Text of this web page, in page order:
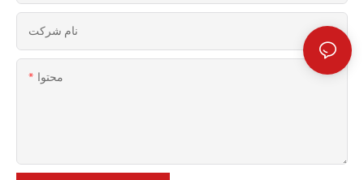
نام شرکت
محتوا